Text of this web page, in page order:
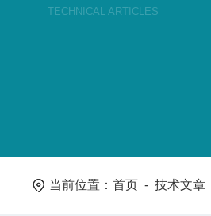
TECHNICAL ARTICLES
当前位置：首页 -技术文章